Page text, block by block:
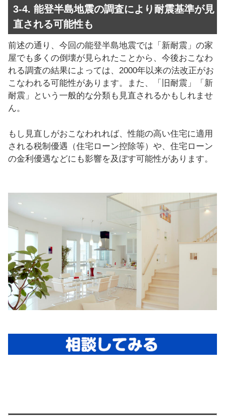
3-4. 能登半島地震の調査により耐震基準が見
直される可能性も
前述の通り、今回の能登半島地震では「新耐震」の家
屋でも多くの倒壊が見られたことから、今後おこなわ
れる調査の結果によっては、2000年以来の法改正がお
こなわれる可能性があります。また、「旧耐震」「新
耐震」という一般的な分類も見直されるかもしれませ
ん。
もし見直しがおこなわれれば、性能の高い住宅に適用
される税制優遇（住宅ローン控除等）や、住宅ローン
の金利優遇などにも影響を及ぼす可能性があります。